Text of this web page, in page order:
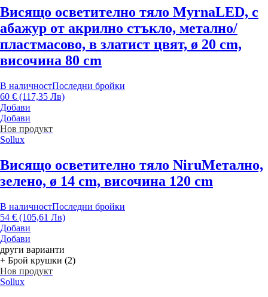
Висящо осветително тяло MyrnaLED, с
абажур от акрилно стъкло, метално/
пластмасово, в златист цвят, ø 20 cm,
височина 80 cm
В наличностПоследни бройки
60 € (117,35 Лв)
Добави
Добави
Нов продукт
Sollux
Висящо осветително тяло NiruМетално,
зелено, ø 14 cm, височина 120 cm
В наличностПоследни бройки
54 € (105,61 Лв)
Добави
Добави
други варианти
+ Брой крушки (2)
Нов продукт
Sollux